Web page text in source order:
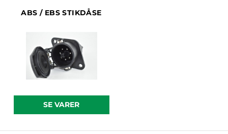
ABS / EBS STIKDÅSE
SE VARER